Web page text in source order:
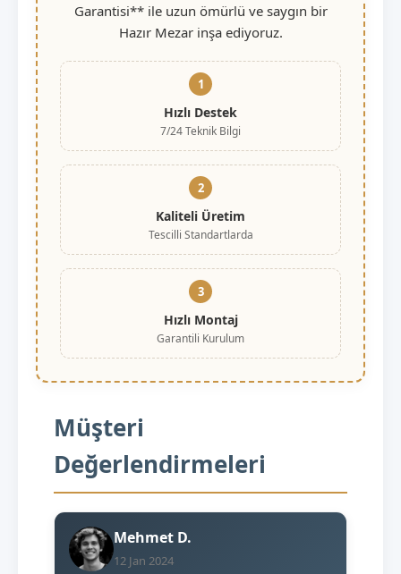
Garantisi** ile uzun ömürlü ve saygın bir
Hazır Mezar inşa ediyoruz.
1
Hızlı Destek
7/24 Teknik Bilgi
2
Kaliteli Üretim
Tescilli Standartlarda
3
Hızlı Montaj
Garantili Kurulum
Müşteri
Değerlendirmeleri
Mehmet D.
12 Jan 2024